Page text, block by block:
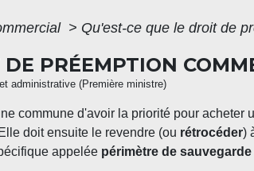
> Qu'est-ce que le droit de
PRÉEMPTION
administrative (Première ministre)
commune d'avoir la priorité pour
doit ensuite le revendre (ou rétrocéder)
appelée périmètre de